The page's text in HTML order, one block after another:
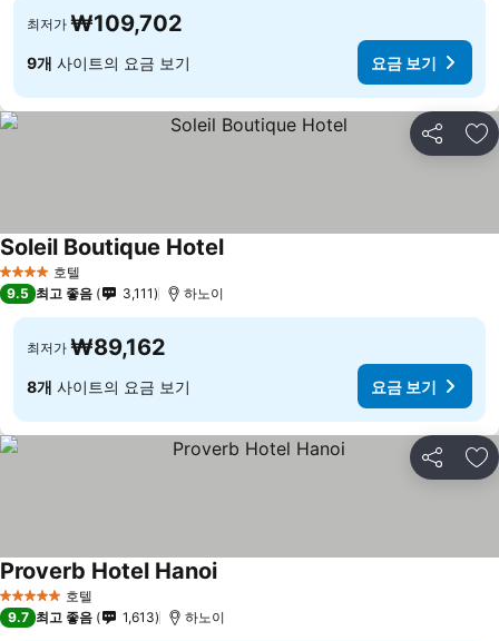
최저가 ₩109,702
9개 사이트의 요금 보기 요금 보기
공유 즐
4 성급 호텔
Soleil Boutique Hotel
9.5 최고 좋음 3,111 하노이
최저가 ₩89,162
8개 사이트의 요금 보기 요금 보기
공유 즐
5 성급 호텔
Proverb Hotel Hanoi
9.7 최고 좋음 1,613 하노이